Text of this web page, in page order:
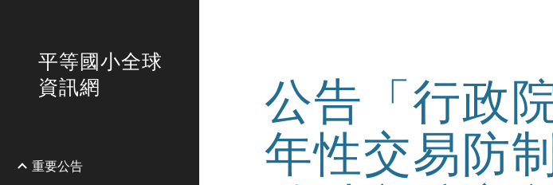
平等國小全球
資訊網
重要公告
公告「行政
年性交易防